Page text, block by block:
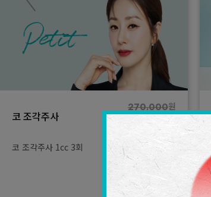
코 조각주사
270,000원
코 조각주사 1cc 3회